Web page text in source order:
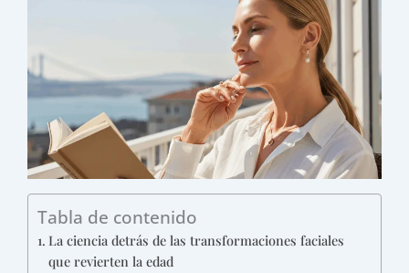
Tabla de contenido
La ciencia detrás de las transformaciones faciales
que revierten la edad